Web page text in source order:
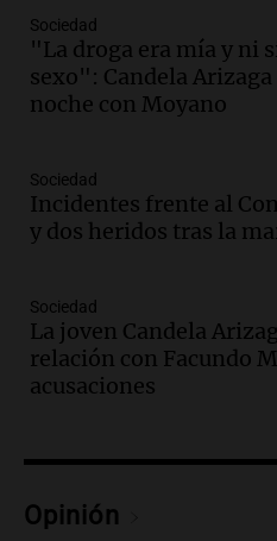
Tecnológico en
edificios icónicos
Panorama Federal
Episodios
árbitros bajo la
controvertidos
Panorama Federal
para modificar
privada en el
Panorama Federal
Episodios
contrato entre
Panorama Federal
Sociedad
"La droga era mía y ni
sexo": Candela
noche con Moyano
Sociedad
Incidentes frente al
y dos heridos tras la
Sociedad
La joven Candela
relación con Facundo
acusaciones
Opinión